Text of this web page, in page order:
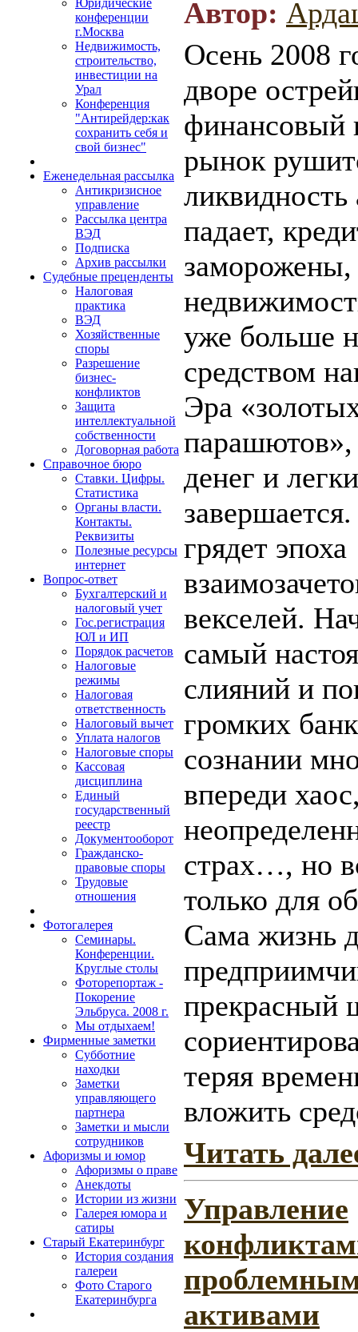
Юридические
конференции
г.Москва
Недвижимость,
строительство,
инвестиции на
Урал
Конференция
"Антирейдер:как
сохранить себя и
свой бизнес"
Еженедельная рассылка
Антикризисное
управление
Рассылка центра
ВЭД
Подписка
Архив рассылки
Судебные преценденты
Налоговая
практика
ВЭД
Хозяйственные
споры
Разрешение
бизнес-
конфликтов
Защита
интеллектуальной
собственности
Договорная работа
Справочное бюро
Ставки. Цифры.
Статистика
Органы власти.
Контакты.
Реквизиты
Полезные ресурсы
интернет
Вопрос-ответ
Бухгалтерский и
налоговый учет
Гос.регистрация
ЮЛ и ИП
Порядок расчетов
Налоговые
режимы
Налоговая
ответственность
Налоговый вычет
Уплата налогов
Налоговые споры
Кассовая
дисциплина
Единый
государственный
реестр
Документооборот
Гражданско-
правовые споры
Трудовые
отношения
Фотогалерея
Семинары.
Конференции.
Круглые столы
Фоторепортаж -
Покорение
Эльбруса. 2008 г.
Мы отдыхаем!
Фирменные заметки
Субботние
находки
Заметки
управляющего
партнера
Заметки и мысли
сотрудников
Афоризмы и юмор
Афоризмы о праве
Анекдоты
Истории из жизни
Галерея юмора и
сатиры
Старый Екатеринбург
История создания
галереи
Фото Старого
Екатеринбурга
Автор:
Осень 2008
дворе
финансовый
рынок
ликвидность
падает,
заморожены,
уже больше
средством
Эра
денег и
грядет эпоха
векселей.
самый
слияний и
громких
сознании
впереди
страх…, но
только для
Сама жизнь
прекрасный
теряя
вложить
Читать
Управление
активами